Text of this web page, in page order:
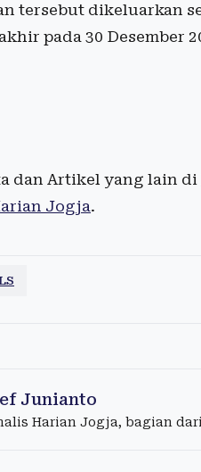
tersebut dikeluarkan
pada 30 Desember
dan Artikel yang lain di
Jogja.
Junianto
Harian Jogja, bagian